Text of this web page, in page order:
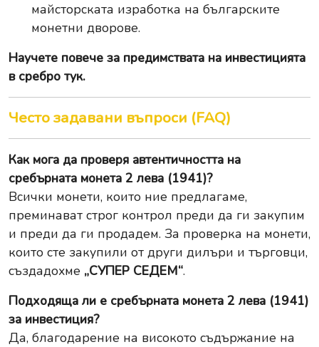
майсторската изработка на българските
монетни дворове.
Научете повече за предимствата на инвестицията
в сребро тук.
Често задавани въпроси (FAQ)
Как мога да проверя автентичността на
сребърната монета 2 лева (1941)?
Всички монети, които ние предлагаме,
преминават строг контрол преди да ги закупим
и преди да ги продадем. За проверка на монети,
които сте закупили от други дилъри и търговци,
създадохме „СУПЕР СЕДЕМ“.
Подходяща ли е сребърната монета 2 лева (1941)
за инвестиция?
Да, благодарение на високото съдържание на